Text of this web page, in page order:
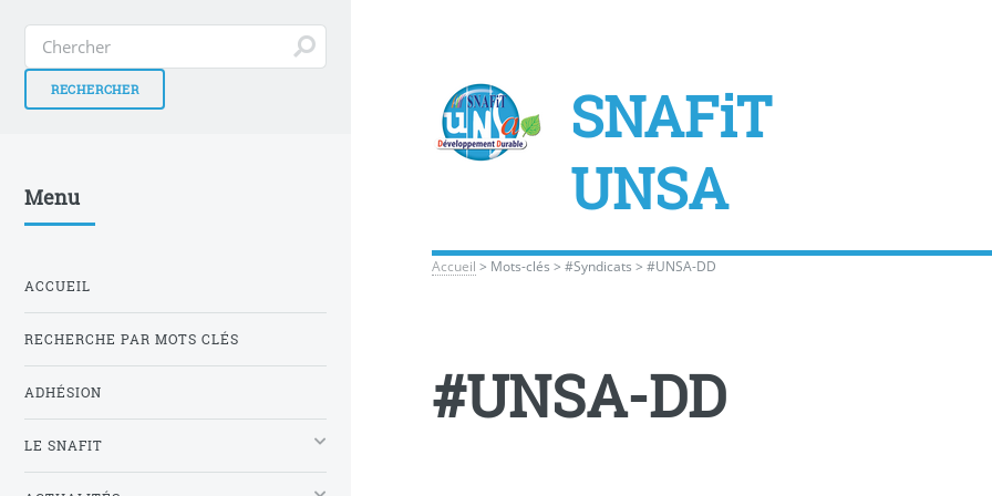
SNAFiT
UNSA
Accueil > Mots-clés >#Syndicats >#UNSA-DD
#UNSA-DD
Menu
ACCUEIL
RECHERCHE PAR MOTS CLÉS
ADHÉSION
LE SNAFIT